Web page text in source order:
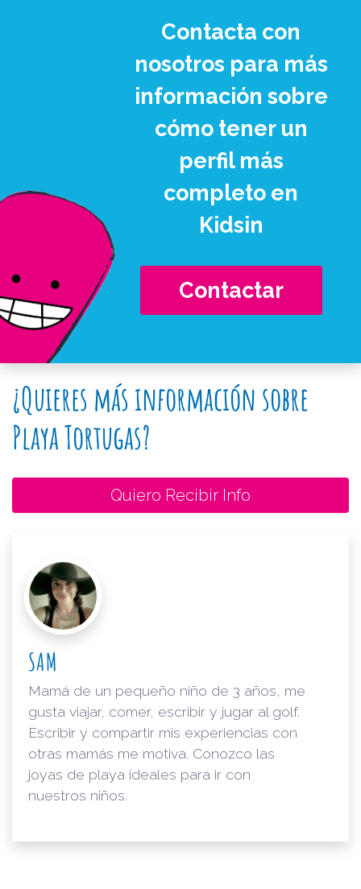
Contacta con
nosotros para más
información sobre
cómo tener un
perfil más
completo en
Kidsin
Contactar
¿Quieres más información sobre
Playa Tortugas?
Quiero Recibir Info
SAM
Mamá de un pequeño niño de 3 años, me
gusta viajar, comer, escribir y jugar al golf.
Escribir y compartir mis experiencias con
otras mamás me motiva. Conozco las
joyas de playa ideales para ir con
nuestros niños.